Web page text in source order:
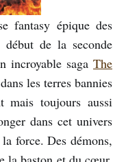
fantasy épique des
début de la seconde
incroyable saga The
les terres bannies
toujours aussi
dans cet univers
force. Des démons,